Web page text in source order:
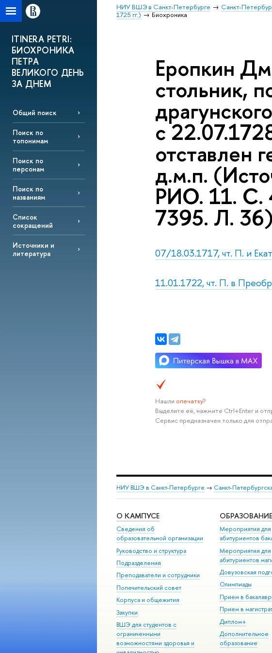
НИУ ВШЭ в Санкт-Петербурге Санкт-
1725 гг.)
Биохроника
ITINERA PETRI:
БИОХРОНИКА
ПЕТРА
ВЕЛИКОГО ДЕНЬ
ЗА ДНЕМ
Общий поиск
Поиск по
топонимам
Поиск по
персонам
Поиск по
названиям
Список
сокращений
Источники и
литература
Еропкин
стольник,
с
отставлен
д.м.п.
РИО. 11. С.
7395. Л. 36)
07/18.03.1717, чт. П. и
11.01.1722, чт. П. в
Нашли опечатку?
Выделите её, нажмите Ctrl+Enter и
Сервис предназначен только для
НИУ ВШЭ в Санкт-Петербурге → Санкт-
О КАМПУСЕ
Сведения об
образовательной организации
Руководство и структура
Подразделения
Преподаватели и сотрудники
Попечительский совет
Корпуса и общежития
Закупки
ВШЭ для студентов с
ограниченными
возможностями здоровья и
ОБРАЗОВАНИЕ
Мероприятия для
абитуриентов
Мероприятия для
абитуриентов
Довузовская
Олимпиады
Прием в
Прием в
Диплом+
Дополнительное
образование